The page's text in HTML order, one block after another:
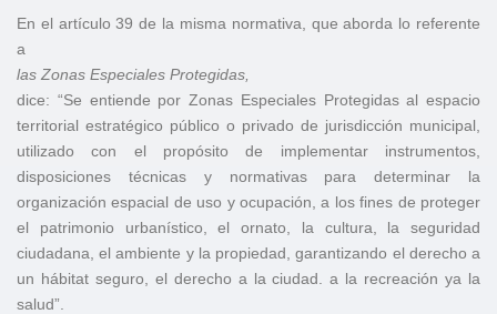
En el artículo 39 de la misma normativa, que aborda lo referente
a
las Zonas Especiales Protegidas,
dice: “Se entiende por Zonas Especiales Protegidas al espacio
territorial estratégico público o privado de jurisdicción municipal,
utilizado con el propósito de implementar instrumentos,
disposiciones técnicas y normativas para determinar la
organización espacial de uso y ocupación, a los fines de proteger
el patrimonio urbanístico, el ornato, la cultura, la seguridad
ciudadana, el ambiente y la propiedad, garantizando el derecho a
un hábitat seguro, el derecho a la ciudad. a la recreación ya la
salud”.